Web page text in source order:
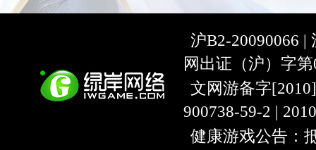
沪B2-20090066 |
网出证（沪）字
文网游备字
900738-59-2 |
健康游戏公告：